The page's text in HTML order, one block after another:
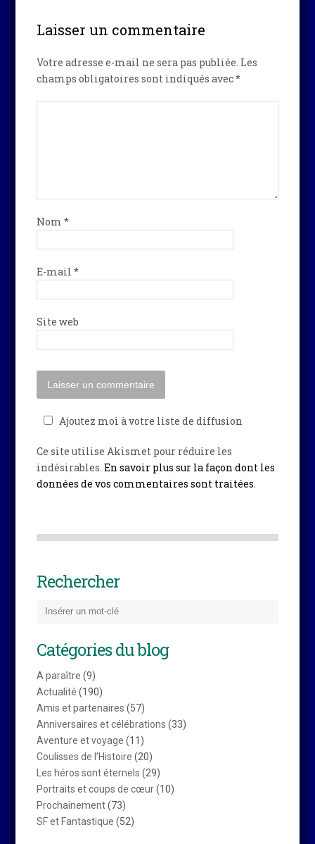
Laisser un commentaire
Votre adresse e-mail ne sera pas publiée. Les
champs obligatoires sont indiqués avec*
Nom*
E-mail*
Site web
Ajoutez moi à votre liste de diffusion
Ce site utilise Akismet pour réduire les
indésirables.En savoir plus sur la façon dont les
données de vos commentaires sont traitées.
Rechercher
Catégories du blog
A paraître (9)
Actualité (190)
Amis et partenaires (57)
Anniversaires et célébrations (33)
Aventure et voyage (11)
Coulisses de l’Histoire (20)
Les héros sont éternels (29)
Portraits et coups de cœur(10)
Prochainement(73)
SF et Fantastique (52)